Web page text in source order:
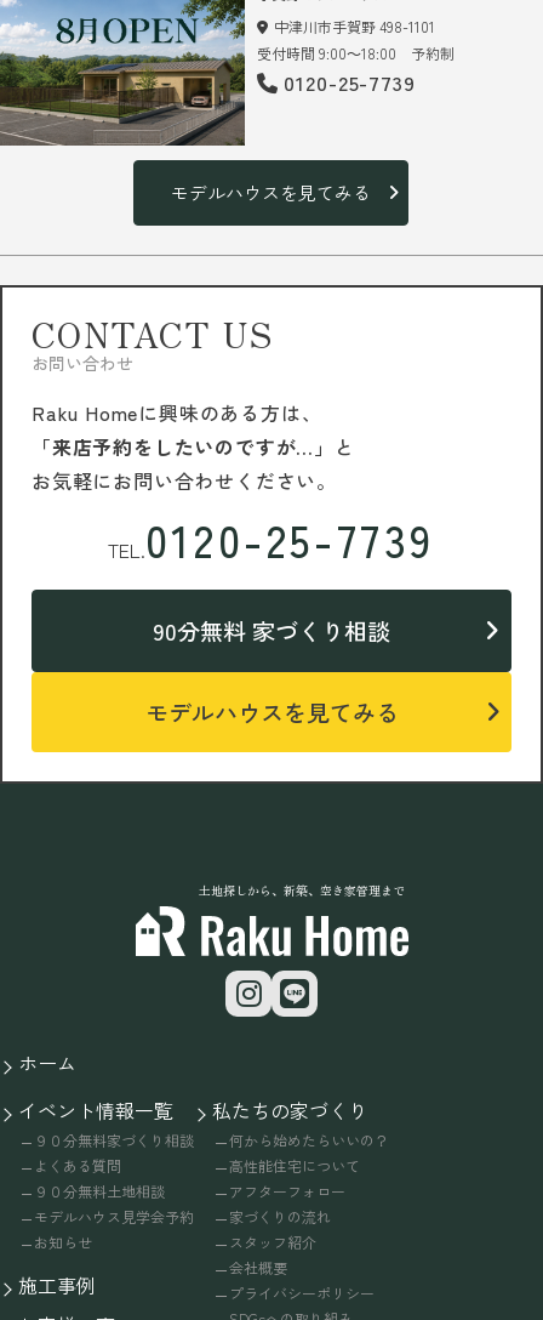
中津川市手賀野 498-1101
受付時間 9:00～18:00 予約制
0120-25-7739
モデルハウスを見てみる
CONTACT US
お問い合わせ
Raku Homeに興味のある方は、
「来店予約をしたいのですが…」 と
お気軽にお問い合わせください。
TEL.0120-25-7739
90分無料 家づくり相談
モデルハウスを見てみる
土地探しから、新築、空き家管理まで
ホーム
イベント情報一覧
９０分無料家づくり相談
よくある質問
９０分無料土地相談
モデルハウス見学会予約
お知らせ
施工事例
私たちの家づくり
何から始めたらいいの？
高性能住宅について
アフターフォロー
家づくりの流れ
スタッフ紹介
会社概要
プライバシーポリシー